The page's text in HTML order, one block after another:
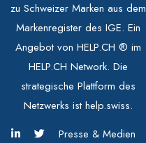
zu Schweizer Marken aus dem
Markenregister des IGE. Ein
Angebot von HELP.CH ® im
HELP.CH Network. Die
strategische Plattform des
Netzwerks ist help.swiss.
Presse & Medien